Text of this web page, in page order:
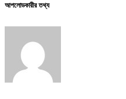
আপলোডকারীর তথ্য